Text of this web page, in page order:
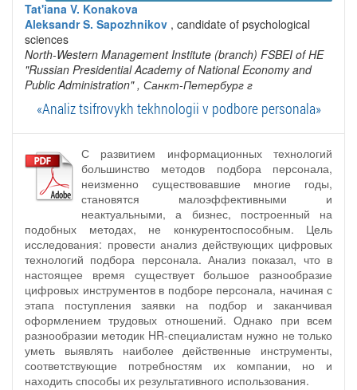
Tat'iana V. Konakova
Aleksandr S. Sapozhnikov , candidate of psychological
sciences
North-Western Management Institute (branch) FSBEI of HE
"Russian Presidential Academy of National Economy and
Public Administration" , Санкт-Петербург г
«Analiz tsifrovykh tekhnologii v podbore personala»
С развитием информационных технологий
большинство методов подбора персонала,
неизменно существовавшие многие годы,
становятся малоэффективными и
неактуальными, а бизнес, построенный на
подобных методах, не конкурентоспособным. Цель
исследования: провести анализ действующих цифровых
технологий подбора персонала. Анализ показал, что в
настоящее время существует большое разнообразие
цифровых инструментов в подборе персонала, начиная с
этапа поступления заявки на подбор и заканчивая
оформлением трудовых отношений. Однако при всем
разнообразии методик HR-специалистам нужно не только
уметь выявлять наиболее действенные инструменты,
соответствующие потребностям их компании, но и
находить способы их результативного использования.